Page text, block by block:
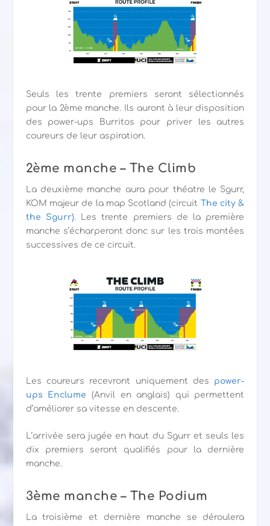
Seuls les trente premiers seront sélectionnés
pour la 2ème manche. Ils auront à leur disposition
des power-ups Burritos pour priver les autres
coureurs de leur aspiration.
2ème manche – The Climb
La deuxième manche aura pour théatre le Sgurr,
KOM majeur de la map Scotland (circuit The city &
the Sgurr). Les trente premiers de la première
manche s’écharperont donc sur les trois montées
successives de ce circuit.
Les coureurs recevront uniquement des power-
ups Enclume (Anvil en anglais) qui permettent
d’améliorer sa vitesse en descente.
L’arrivée sera jugée en haut du Sgurr et seuls les
dix premiers seront qualifiés pour la dernière
manche.
3ème manche – The Podium
La troisième et dernière manche se déroulera